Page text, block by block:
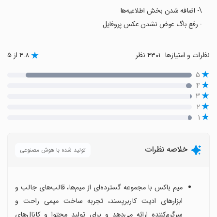
\- اضافه شدن بخش اطلاعیه‌ها
- رفع باگ عوض نشدن عکس پروفایل
نظرات و امتیازها ۴.۸ از ۵
۵
۴
۳
۲
۱
خلاصه نظرات تولید شده با هوش مصنوعی
میم باکس با مجموعه گسترده‌ای از میم‌ها، قالب‌های جالب و
ابزارهای ادیت کاربرپسند، تجربه ساخت میمی راحت و